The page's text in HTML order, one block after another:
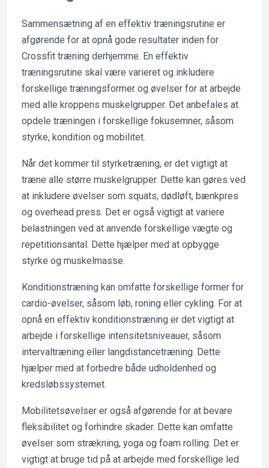
Sammensætning af en effektiv træningsrutine er
afgørende for at opnå gode resultater inden for
Crossfit træning derhjemme. En effektiv
træningsrutine skal være varieret og inkludere
forskellige træningsformer og øvelser for at arbejde
med alle kroppens muskelgrupper. Det anbefales at
opdele træningen i forskellige fokusemner, såsom
styrke, kondition og mobilitet.
Når det kommer til styrketræning, er det vigtigt at
træne alle større muskelgrupper. Dette kan gøres ved
at inkludere øvelser som squats, dødløft, bænkpres
og overhead press. Det er også vigtigt at variere
belastningen ved at anvende forskellige vægte og
repetitionsantal. Dette hjælper med at opbygge
styrke og muskelmasse.
Konditionstræning kan omfatte forskellige former for
cardio-øvelser, såsom løb, roning eller cykling. For at
opnå en effektiv konditionstræning er det vigtigt at
arbejde i forskellige intensitetsniveauer, såsom
intervaltræning eller langdistancetræning. Dette
hjælper med at forbedre både udholdenhed og
kredsløbssystemet.
Mobilitetsøvelser er også afgørende for at bevare
fleksibilitet og forhindre skader. Dette kan omfatte
øvelser som strækning, yoga og foam rolling. Det er
vigtigt at bruge tid på at arbejde med forskellige led